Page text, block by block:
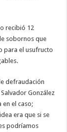
recibió 12
sobornos que
para el usufructo
defraudación
González
en el caso;
era que si se
podríamos